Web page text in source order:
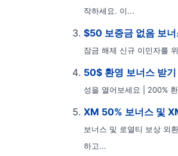
작하세요. 이...
$50 보증금 없음 보
잠금 해제 신규 이민자를
50$ 환영 보너스 받
성을 열어보세요 | 200%
XM 50% 보너스 및
보너스 및 로열티 보상 외
하고...